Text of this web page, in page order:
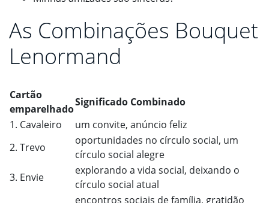
As Combinações Bouquet
Lenormand
Cartão
emparelhado
Significado Combinado
1. Cavaleiro
um convite, anúncio feliz
2. Trevo
oportunidades no círculo social, um
círculo social alegre
3. Envie
explorando a vida social, deixando o
círculo social atual
encontros sociais de família, gratidão